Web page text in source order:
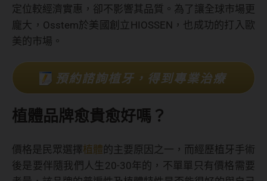
定位較經濟實惠，卻不影響其品質。為了讓全球市場更
龐大，Osstem於美國創立HIOSSEN，也成功的打入歐
美的市場。
預約諮詢植牙，得到專業治療
植體品牌愈貴愈好嗎？
價格是民眾選擇植體的主要原因之一，而經歷植牙手術
後是要伴隨我們人生20-30年的，不單單只有價格需要